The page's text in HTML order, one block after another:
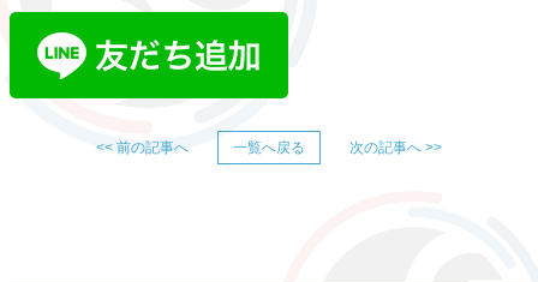
<< 前の記事へ 一覧へ戻る 次の記事へ >>